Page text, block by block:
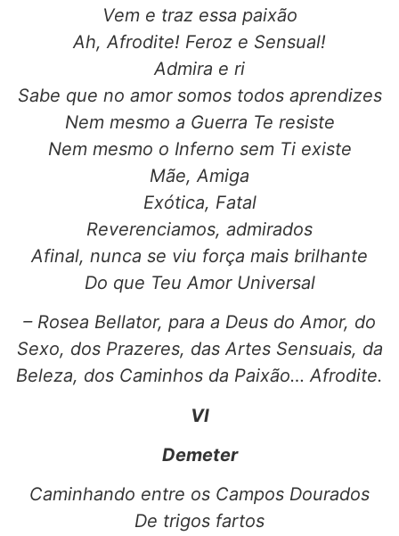
Vem e traz essa paixão
Ah, Afrodite! Feroz e Sensual!
Admira e ri
Sabe que no amor somos todos aprendizes
Nem mesmo a Guerra Te resiste
Nem mesmo o Inferno sem Ti existe
Mãe, Amiga
Exótica, Fatal
Reverenciamos, admirados
Afinal, nunca se viu força mais brilhante
Do que Teu Amor Universal
– Rosea Bellator, para a Deus do Amor, do
Sexo, dos Prazeres, das Artes Sensuais, da
Beleza, dos Caminhos da Paixão… Afrodite.
VI
Demeter
Caminhando entre os Campos Dourados
De trigos fartos